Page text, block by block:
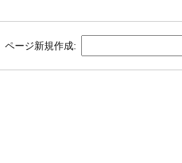
ページ新規作成: